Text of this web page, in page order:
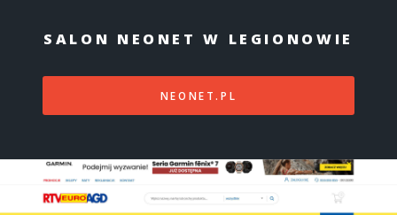
SALON NEONET W LEGIONOWIE
NEONET.PL